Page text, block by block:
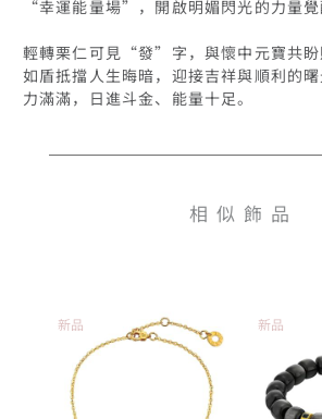
“幸運能量場”，開啟明媚閃光的力量覺
輕轉栗仁可見“發”字，與懷中元寶共盼
如盾抵擋人生晦暗，迎接吉祥與順利的
相似飾品
新品 新品